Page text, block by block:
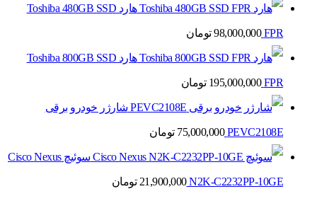
هارد Toshiba 480GB SSD
FPR
98,000,000 تومان
هارد Toshiba 800GB SSD
FPR
195,000,000 تومان
شارژر خودرو برقی
PEVC2108E
75,000,000 تومان
سوئیچ Cisco Nexus
N2K-C2232PP-10GE
21,900,000 تومان